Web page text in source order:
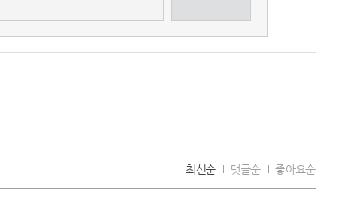
최신순 댓글순 좋아요순